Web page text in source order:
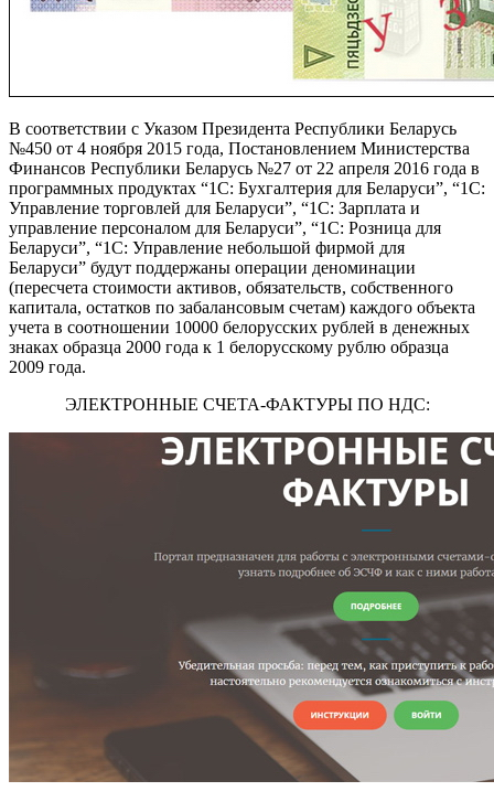
В соответствии с Указом Президента Республики Беларусь
№450 от 4 ноября 2015 года, Постановлением Министерства
Финансов Республики Беларусь №27 от 22 апреля 2016 года в
программных продуктах “1С: Бухгалтерия для Беларуси”, “1С:
Управление торговлей для Беларуси”, “1С: Зарплата и
управление персоналом для Беларуси”, “1С: Розница для
Беларуси”, “1С: Управление небольшой фирмой для
Беларуси” будут поддержаны операции деноминации
(пересчета стоимости активов, обязательств, собственного
капитала, остатков по забалансовым счетам) каждого объекта
учета в соотношении 10000 белорусских рублей в денежных
знаках образца 2000 года к 1 белорусскому рублю образца
2009 года.
ЭЛЕКТРОННЫЕ СЧЕТА-ФАКТУРЫ ПО НДС: